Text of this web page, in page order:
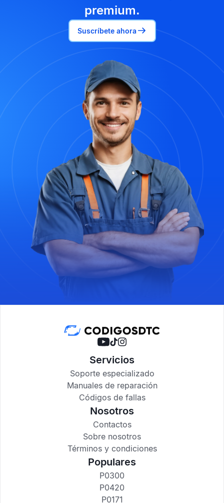
premium.
Suscríbete ahora
Servicios
Soporte especializado
Manuales de reparación
Códigos de fallas
Nosotros
Contactos
Sobre nosotros
Términos y condiciones
Populares
P0300
P0420
P0171